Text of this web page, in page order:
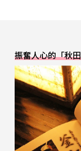
振奮人心的「秋